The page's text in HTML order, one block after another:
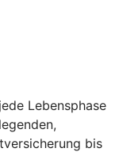
Lebensphase
bis